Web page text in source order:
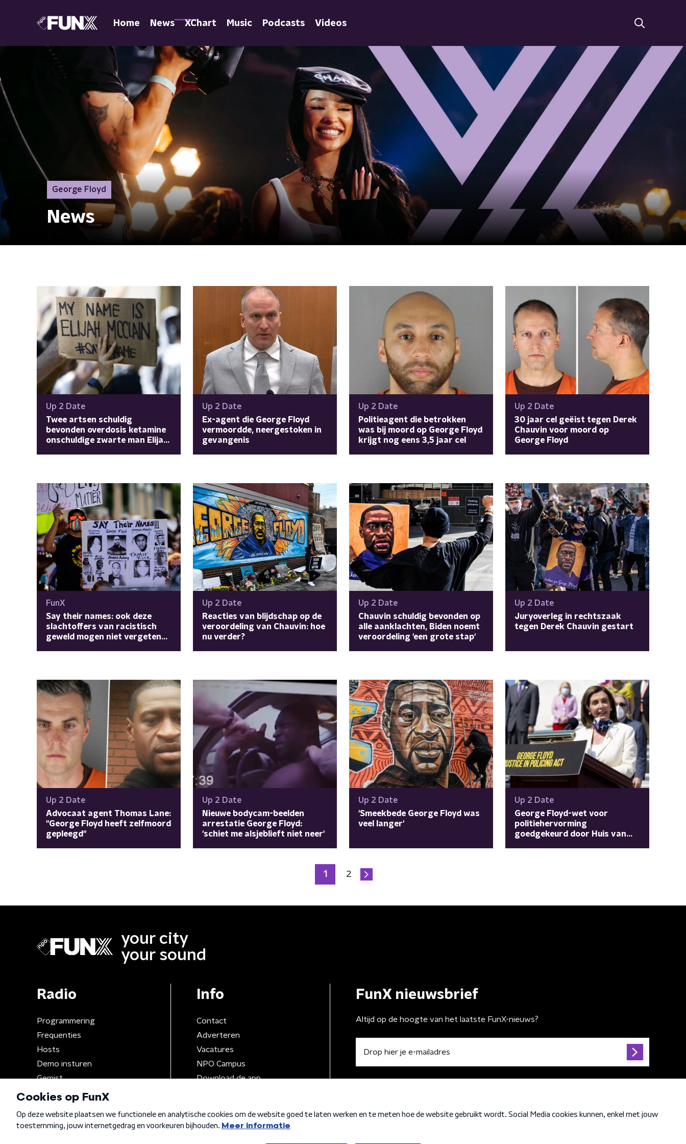
Home News XChart Music Podcasts Videos
George Floyd
News
Up 2 Date
Twee artsen schuldig
bevonden overdosis ketamine
onschuldige zwarte man Elijah
Up 2 Date
Ex-agent die George Floyd
vermoordde, neergestoken in
gevangenis
Up 2 Date
Politieagent die betrokken
was bij moord op George Floyd
krijgt nog eens 3,5 jaar cel
Up 2 Date
30 jaar cel geëist tegen Derek
Chauvin voor moord op
George Floyd
FunX
Say their names: ook deze
slachtoffers van racistisch
geweld mogen niet vergeten
Up 2 Date
Reacties van blijdschap op de
veroordeling van Chauvin: hoe
nu verder?
Up 2 Date
Chauvin schuldig bevonden op
alle aanklachten, Biden noemt
veroordeling 'een grote stap'
Up 2 Date
Juryoverleg in rechtszaak
tegen Derek Chauvin gestart
Up 2 Date
Advocaat agent Thomas Lane:
"George Floyd heeft zelfmoord
gepleegd"
Up 2 Date
Nieuwe bodycam-beelden
arrestatie George Floyd:
'schiet me alsjeblieft niet neer'
Up 2 Date
'Smeekbede George Floyd was
veel langer'
Up 2 Date
George Floyd-wet voor
politiehervorming
goedgekeurd door Huis van
1 2
your city
your sound
Radio
Programmering
Frequenties
Hosts
Demo insturen
Gemist
Info
Contact
Adverteren
Vacatures
NPO Campus
Download de app
FunX nieuwsbrief
Altijd op de hoogte van het laatste FunX-nieuws?
Algemene voorwaarden Privacybeleid